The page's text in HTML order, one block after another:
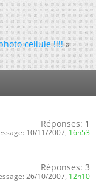
cellule !!!! »
Réponses: 1
10/11/2007, 16h53
Réponses: 3
26/10/2007, 12h10